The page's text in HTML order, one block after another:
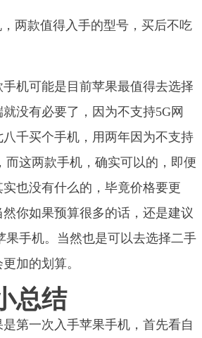
机可能是目前苹果最值得去选择
没有必要了，因为不支持5G网
千买个手机，用两年因为不支持
而这两款手机，确实可以的，即便
也没有什么的，毕竟价格要更
你如果预算很多的话，还是建议
果手机。当然也是可以去选择二手
加的划算。
总结
第一次入手苹果手机，首先看自